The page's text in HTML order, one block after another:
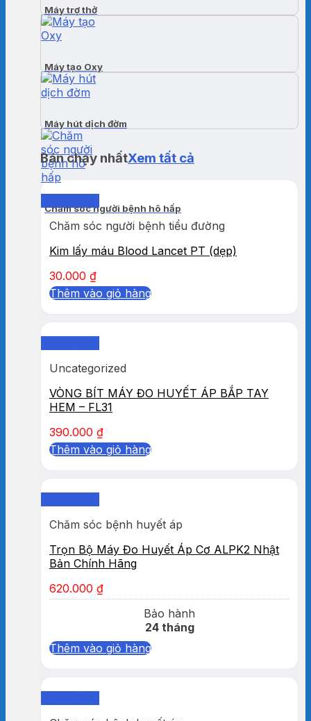
Máy trợ thở
Máy tạo Oxy
Máy hút dịch đờm
Chăm sóc người bệnh hô hấp
Bán chạy nhấtXem tất cả
Chăm sóc người bệnh tiểu đường
Kim lấy máu Blood Lancet PT (dẹp)
30.000 ₫
Thêm vào giỏ hàng
Uncategorized
VÒNG BÍT MÁY ĐO HUYẾT ÁP BẮP TAY
HEM – FL31
390.000 ₫
Thêm vào giỏ hàng
Chăm sóc bệnh huyết áp
Trọn Bộ Máy Đo Huyết Áp Cơ ALPK2 Nhật
Bản Chính Hãng
620.000 ₫
Bảo hành
24 tháng
Thêm vào giỏ hàng